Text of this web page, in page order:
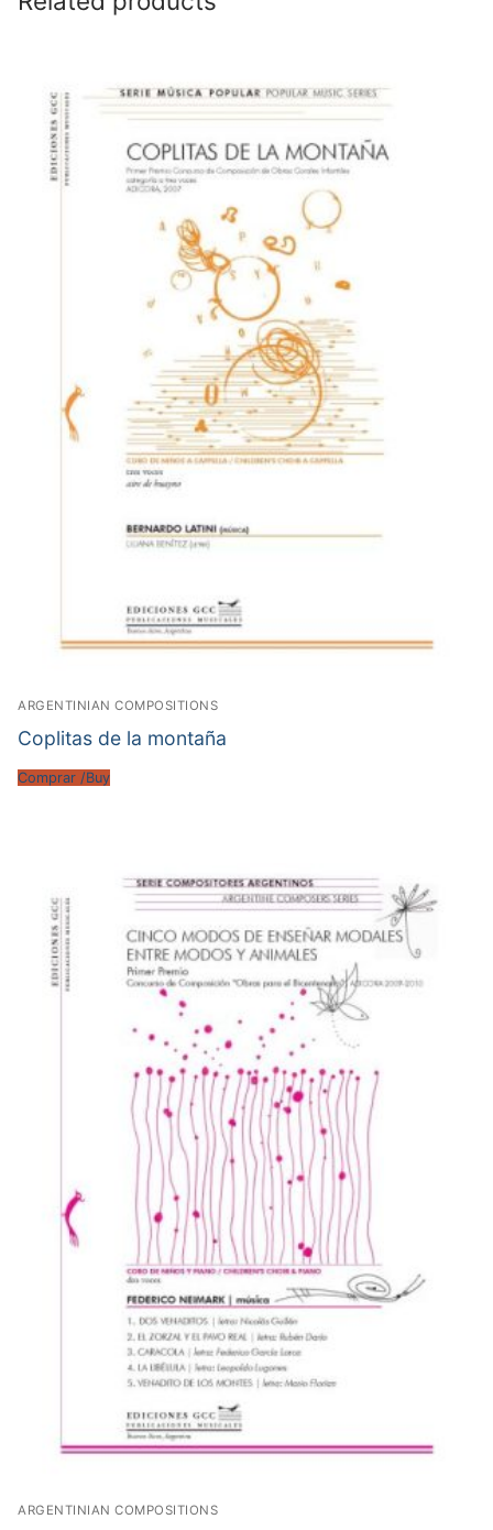
ARGENTINIAN COMPOSITIONS
Coplitas de la montaña
Comprar /Buy
ARGENTINIAN COMPOSITIONS